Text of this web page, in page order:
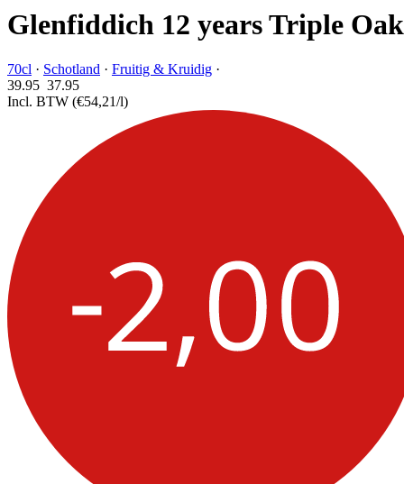
Glenfiddich 12 years Triple Oak
70cl · Schotland · Fruitig & Kruidig ·
39.95 37.95
Incl. BTW (€54,21/l)